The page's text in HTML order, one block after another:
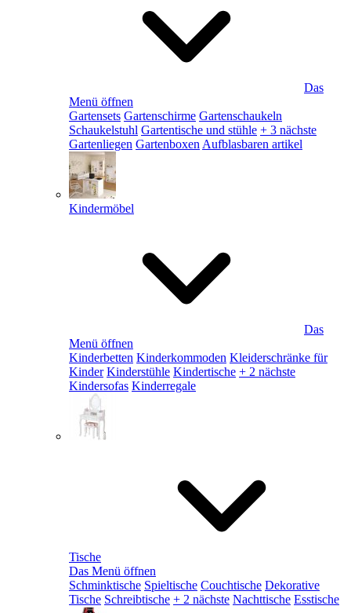
Das
Menü öffnen
Gartensets Gartenschirme Gartenschaukeln
Schaukelstuhl Gartentische und stühle + 3 nächste
Gartenliegen Gartenboxen Aufblasbaren artikel
Kindermöbel
Das
Menü öffnen
Kinderbetten Kinderkommoden Kleiderschränke für
Kinder Kinderstühle Kindertische + 2 nächste
Kindersofas Kinderregale
Tische
Das Menü öffnen
Schminktische Spieltische Couchtische Dekorative
Tische Schreibtische + 2 nächste Nachttische Esstische